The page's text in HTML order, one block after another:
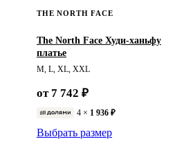
THE NORTH FACE
The North Face Худи-ханьфу
платье
M, L, XL, XXL
от 7 742 ₽
4 × 1 936 ₽
Выбрать размер